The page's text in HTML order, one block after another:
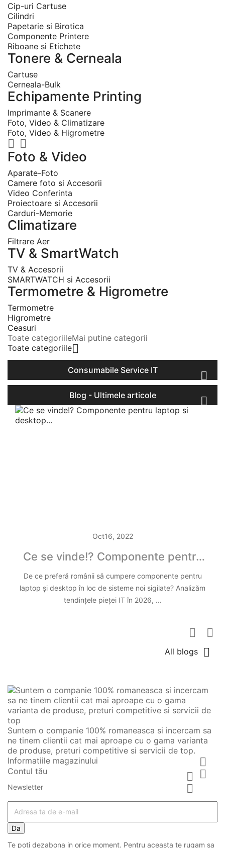
Cip-uri Cartuse
Cilindri
Papetarie si Birotica
Componente Printere
Riboane si Etichete
Tonere & Cerneala
Cartuse
Cerneala-Bulk
Echipamente Printing
Imprimante & Scanere
Foto, Video & Climatizare
Foto, Video & Higrometre
 
Foto & Video
Aparate-Foto
Camere foto si Accesorii
Video Conferinta
Proiectoare si Accesorii
Carduri-Memorie
Climatizare
Filtrare Aer
TV & SmartWatch
TV & Accesorii
SMARTWATCH si Accesorii
Termometre & Higrometre
Termometre
Higrometre
Ceasuri
Toate categoriileMai putine categorii
Toate categoriile
Consumabile Service IT 
Blog - Ultimele articole 
Oct16, 2022
Ce se vinde!? Componente pentru
De ce preferă românii să cumpere componente pentru
laptop și desktop în loc de sisteme noi sigilate? Analizăm
tendințele pieței IT în 2026, ...
 
All blogs 
Suntem o companie 100% romaneasca si incercam sa
ne tinem clientii cat mai aproape cu o gama varianta
de produse, preturi competitive si servicii de top.
Informatiile magazinului


Contul tău


Newsletter
Da
Te poti dezabona in orice moment. Pentru aceasta te rugam sa